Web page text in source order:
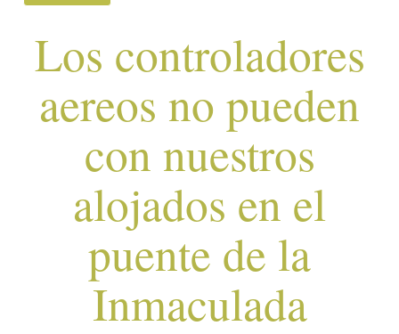
Los controladores
aereos no pueden
con nuestros
alojados en el
puente de la
Inmaculada